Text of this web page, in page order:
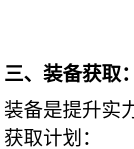
三、装备获取
装备是提升实
获取计划：